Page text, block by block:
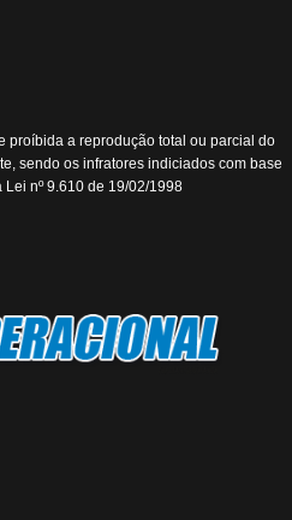
proíbida a reprodução total ou parcial do
sendo os infratores indiciados com base
Lei nº 9.610 de 19/02/1998